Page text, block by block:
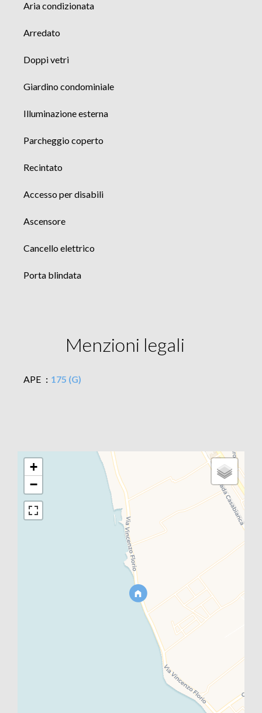
Aria condizionata
Arredato
Doppi vetri
Giardino condominiale
Illuminazione esterna
Parcheggio coperto
Recintato
Accesso per disabili
Ascensore
Cancello elettrico
Porta blindata
Menzioni legali
APE 175 (G)
+
−